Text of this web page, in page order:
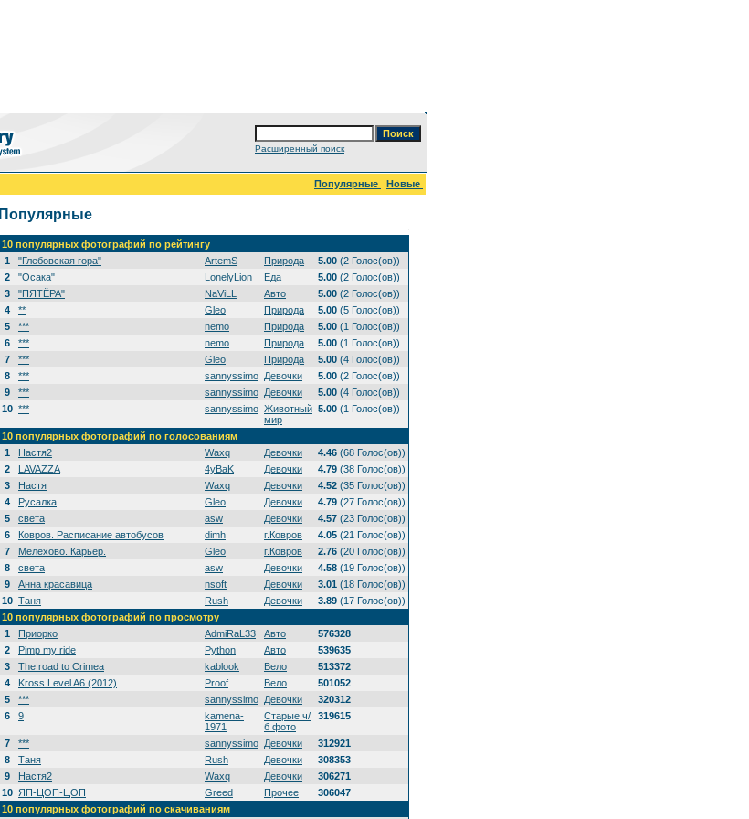
Расширенный поиск
Популярные
Новые
Популярные
10 популярных фотографий по рейтингу
1
"Глебовская гора" ArtemS Природа 5.00 (2 Голос(ов))
2
"Осака" LonelyLion Еда 5.00 (2 Голос(ов))
3
"ПЯТЁРА" NaViLL Авто 5.00 (2 Голос(ов))
4
** Gleo Природа 5.00 (5 Голос(ов))
5
*** nemo Природа 5.00 (1 Голос(ов))
6
*** nemo Природа 5.00 (1 Голос(ов))
7
*** Gleo Природа 5.00 (4 Голос(ов))
8
*** sannyssimo Девочки 5.00 (2 Голос(ов))
9
*** sannyssimo Девочки 5.00 (4 Голос(ов))
10 *** sannyssimo Животный
мир
5.00 (1 Голос(ов))
10 популярных фотографий по голосованиям
1
Настя2 Waxq Девочки 4.46 (68 Голос(ов))
2
LAVAZZA 4yBaK Девочки 4.79 (38 Голос(ов))
3
Настя Waxq Девочки 4.52 (35 Голос(ов))
4
Русалка Gleo Девочки 4.79 (27 Голос(ов))
5
света asw Девочки 4.57 (23 Голос(ов))
6
Ковров. Расписание автобусов dimh г.Ковров 4.05 (21 Голос(ов))
7
Мелехово. Карьер. Gleo г.Ковров 2.76 (20 Голос(ов))
8
света asw Девочки 4.58 (19 Голос(ов))
9
Анна красавица nsoft Девочки 3.01 (18 Голос(ов))
10 Таня Rush Девочки 3.89 (17 Голос(ов))
10 популярных фотографий по просмотру
1
Приорко AdmiRaL33 Авто
576328
2
Pimp my ride Python Авто
539635
3
The road to Crimea kablook Вело
513372
4
Kross Level A6 (2012) Proof Вело
501052
5
*** sannyssimo Девочки
320312
6
9
kamena-
1971
Старые ч/
б фото
319615
7 *** sannyssimo Девочки
312921
8
Таня Rush Девочки
308353
9
Настя2 Waxq Девочки
306271
10 ЯП-ЦОП-ЦОП Greed Прочее
306047
10 популярных фотографий по скачиваниям